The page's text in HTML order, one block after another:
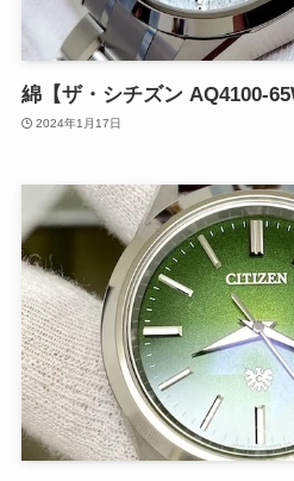
綿【ザ・シチズン AQ4100-
2024年1月17日